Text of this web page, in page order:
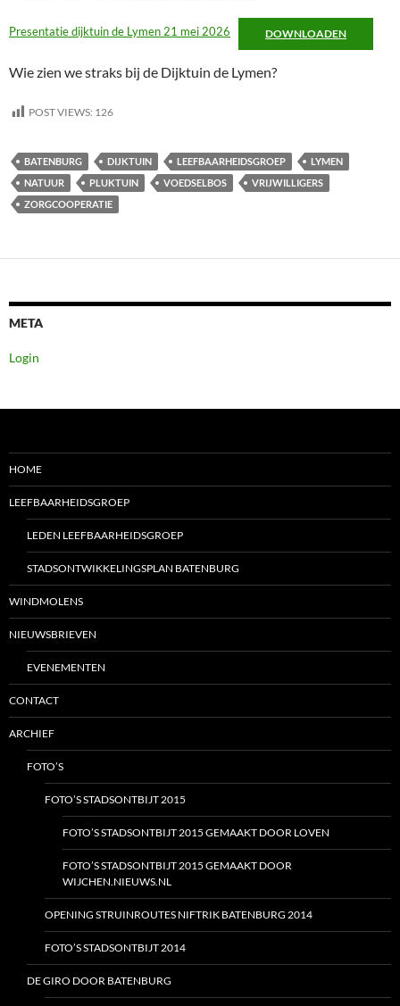
Presentatie dijktuin de Lymen 21 mei 2026 DOWNLOADEN
Wie zien we straks bij de Dijktuin de Lymen?
POST VIEWS: 126
BATENBURG DIJKTUIN LEEFBAARHEIDSGROEP
LYMEN
NATUUR
PLUKTUIN VOEDSELBOS
VRIJWILLIGERS
ZORGCOOPERATIE
META
Login
HOME
LEEFBAARHEIDSGROEP
LEDEN LEEFBAARHEIDSGROEP
STADSONTWIKKELINGSPLAN BATENBURG
WINDMOLENS
NIEUWSBRIEVEN
EVENEMENTEN
CONTACT
ARCHIEF
FOTO’S
FOTO’S STADSONTBIJT 2015
FOTO’S STADSONTBIJT 2015 GEMAAKT DOOR LOVEN
FOTO’S STADSONTBIJT 2015 GEMAAKT DOOR
WIJCHEN.NIEUWS.NL
OPENING STRUINROUTES NIFTRIK BATENBURG 2014
FOTO’S STADSONTBIJT 2014
DE GIRO DOOR BATENBURG